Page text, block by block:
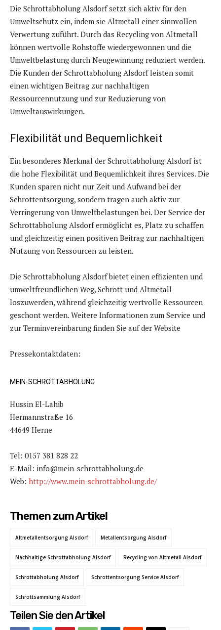
Die Schrottabholung Alsdorf setzt sich aktiv für den
Umweltschutz ein, indem sie Altmetall einer sinnvollen
Verwertung zuführt. Durch das Recycling von Altmetall
können wertvolle Rohstoffe wiedergewonnen und die
Umweltbelastung durch Neugewinnung reduziert werden.
Die Kunden der Schrottabholung Alsdorf leisten somit
einen wichtigen Beitrag zur nachhaltigen
Ressourcennutzung und zur Reduzierung von
Umweltauswirkungen.
Flexibilität und Bequemlichkeit
Ein besonderes Merkmal der Schrottabholung Alsdorf ist
die hohe Flexibilität und Bequemlichkeit ihres Services. Die
Kunden sparen nicht nur Zeit und Aufwand bei der
Schrottentsorgung, sondern tragen auch aktiv zur
Verringerung von Umweltbelastungen bei. Der Service der
Schrottabholung Alsdorf ermöglicht es, Platz zu schaffen
und gleichzeitig einen positiven Beitrag zur nachhaltigen
Nutzung von Ressourcen zu leisten.
Die Schrottabholung Alsdorf bietet einen effizienten und
umweltfreundlichen Weg, Schrott und Altmetall
loszuwerden, während gleichzeitig wertvolle Ressourcen
geschont werden. Weitere Informationen zum Service und
zur Terminvereinbarung finden Sie auf der Website
Pressekontaktdaten:
MEIN-SCHROTTABHOLUNG
Hussin El-Lahib
Hermannstraße 16
44649 Herne
Tel: 0157 381 828 22
E-Mail: info@mein-schrottabholung.de
Web: http://www.mein-schrottabholung.de/
Themen zum Artikel
Altmetallentsorgung Alsdorf Metallentsorgung Alsdorf
Nachhaltige Schrottabholung Alsdorf Recycling von Altmetall Alsdorf
Schrottabholung Alsdorf Schrottentsorgung Service Alsdorf
Schrottsammlung Alsdorf
Teilen Sie den Artikel